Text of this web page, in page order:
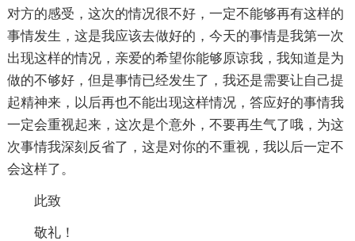
对方的感受，这次的情况很不好，一定不能够再有这样的
事情发生，这是我应该去做好的，今天的事情是我第一次
出现这样的情况，亲爱的希望你能够原谅我，我知道是为
做的不够好，但是事情已经发生了，我还是需要让自己提
起精神来，以后再也不能出现这样情况，答应好的事情我
一定会重视起来，这次是个意外，不要再生气了哦，为这
次事情我深刻反省了，这是对你的不重视，我以后一定不
会这样了。
此致
敬礼！